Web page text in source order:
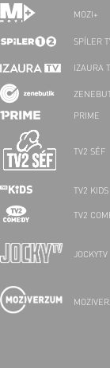
MOZI+
SPÍLER
IZAURA
PRIME
TV2 SÉF
TV2 KIDS
TV2
JOCKYTV